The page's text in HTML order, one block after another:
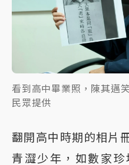
看到高中畢業照，陳其邁
民眾提供
翻開高中時期的相片
青澀少年，如數家